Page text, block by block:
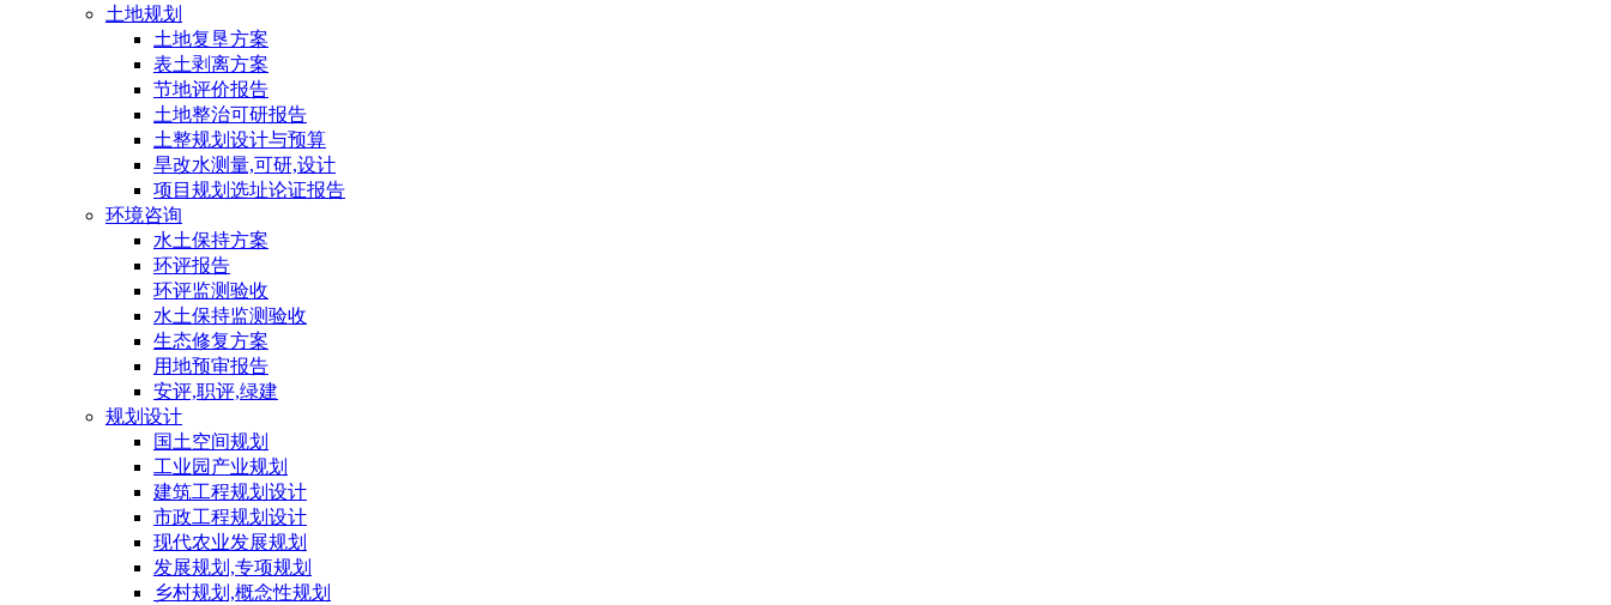
土地规划
土地复垦方案
表土剥离方案
节地评价报告
土地整治可研报告
土整规划设计与预算
旱改水测量,可研,设计
项目规划选址论证报告
环境咨询
水土保持方案
环评报告
环评监测验收
水土保持监测验收
生态修复方案
用地预审报告
安评,职评,绿建
规划设计
国土空间规划
工业园产业规划
建筑工程规划设计
市政工程规划设计
现代农业发展规划
发展规划,专项规划
乡村规划,概念性规划